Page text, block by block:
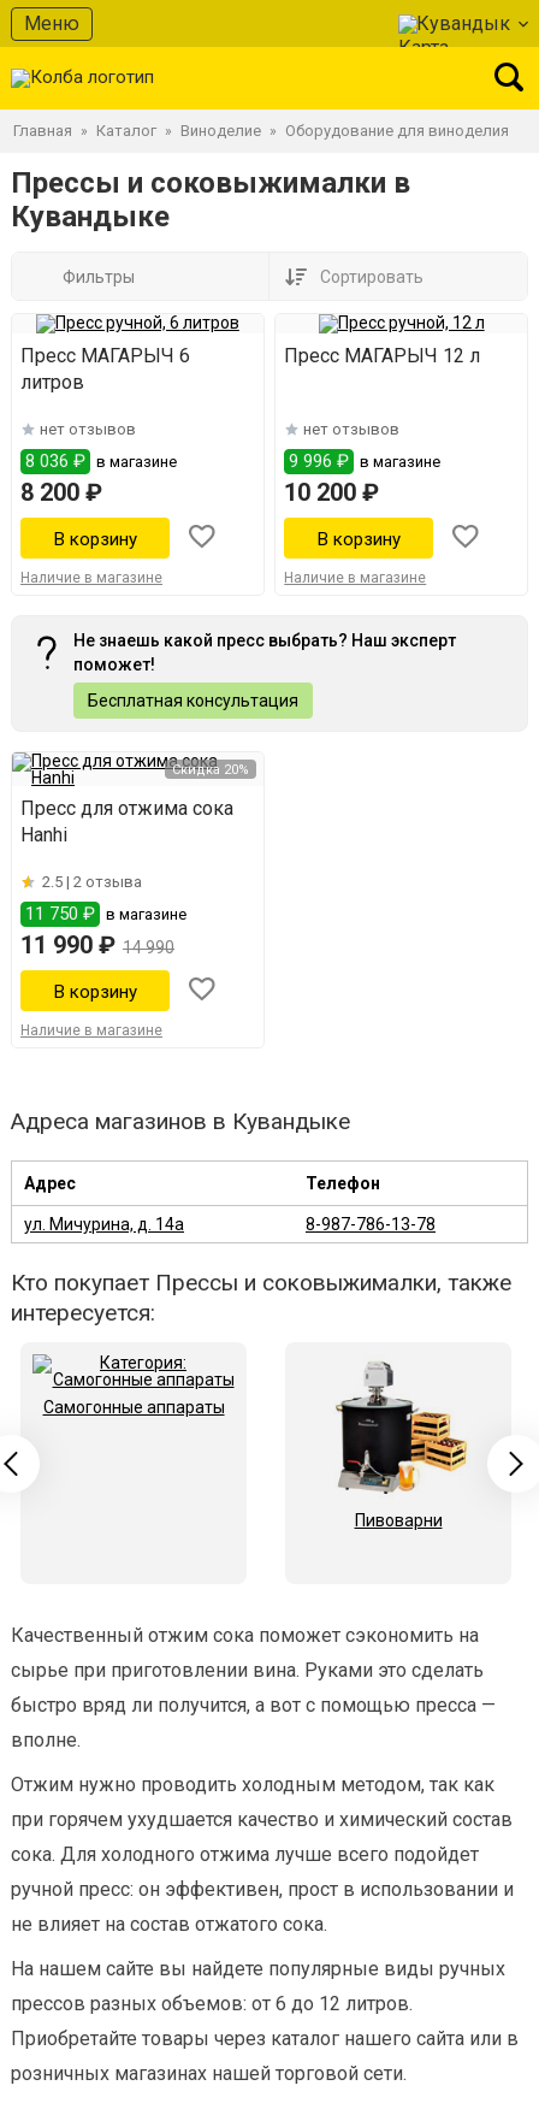
Меню Кувандык
Главная » Каталог » Виноделие » Оборудование для виноделия
Прессы и соковыжималки в
Кувандыке
Фильтры Сортировать
Пресс МАГАРЫЧ 6
литров
нет отзывов
8 036 ₽ в магазине
8 200 ₽
Наличие в магазине
Пресс МАГАРЫЧ 12 л
нет отзывов
9 996 ₽ в магазине
10 200 ₽
Наличие в магазине
Не знаешь какой пресс выбрать? Наш эксперт
поможет!
Бесплатная консультация
Скидка 20%
Пресс для отжима сока
Hanhi
2.5 | 2 отзыва
11 750 ₽ в магазине
11 990 ₽ 14 990
Наличие в магазине
Адреса магазинов в Кувандыке
Адрес Телефон
ул. Мичурина, д. 14а 8-987-786-13-78
Кто покупает Прессы и соковыжималки, также
интересуется:
Самогонные аппараты
Пивоварни
Качественный отжим сока поможет сэкономить на
сырье при приготовлении вина. Руками это сделать
быстро вряд ли получится, а вот с помощью пресса —
вполне.
Отжим нужно проводить холодным методом, так как
при горячем ухудшается качество и химический состав
сока. Для холодного отжима лучше всего подойдет
ручной пресс: он эффективен, прост в использовании и
не влияет на состав отжатого сока.
На нашем сайте вы найдете популярные виды ручных
прессов разных объемов: от 6 до 12 литров.
Приобретайте товары через каталог нашего сайта или в
розничных магазинах нашей торговой сети.